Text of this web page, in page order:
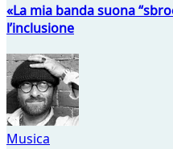
«La mia banda suona
l’inclusione
Musica